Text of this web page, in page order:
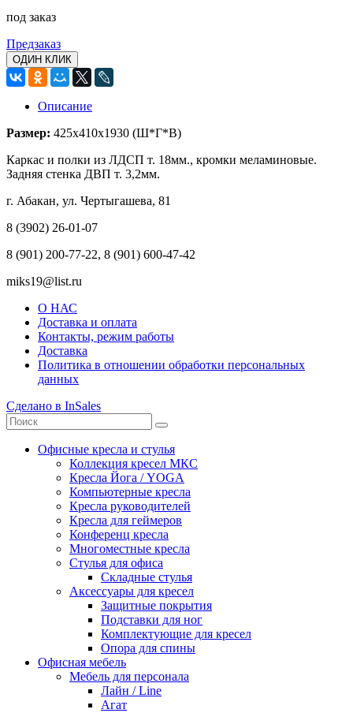
под заказ
Предзаказ
ОДИН КЛИК
Описание
Размер: 425х410х1930 (Ш*Г*В)
Каркас и полки из ЛДСП т. 18мм., кромки меламиновые.
Задняя стенка ДВП т. 3,2мм.
г. Абакан, ул. Чертыгашева, 81
8 (3902) 26-01-07
8 (901) 200-77-22, 8 (901) 600-47-42
miks19@list.ru
О НАС
Доставка и оплата
Контакты, режим работы
Доставка
Политика в отношении обработки персональных
данных
Сделано в InSales
Офисные кресла и стулья
Коллекция кресел МКС
Кресла Йога / YOGA
Компьютерные кресла
Кресла руководителей
Кресла для геймеров
Конференц кресла
Многоместные кресла
Стулья для офиса
Складные стулья
Аксессуары для кресел
Защитные покрытия
Подставки для ног
Комплектующие для кресел
Опора для спины
Офисная мебель
Мебель для персонала
Лайн / Line
Агат